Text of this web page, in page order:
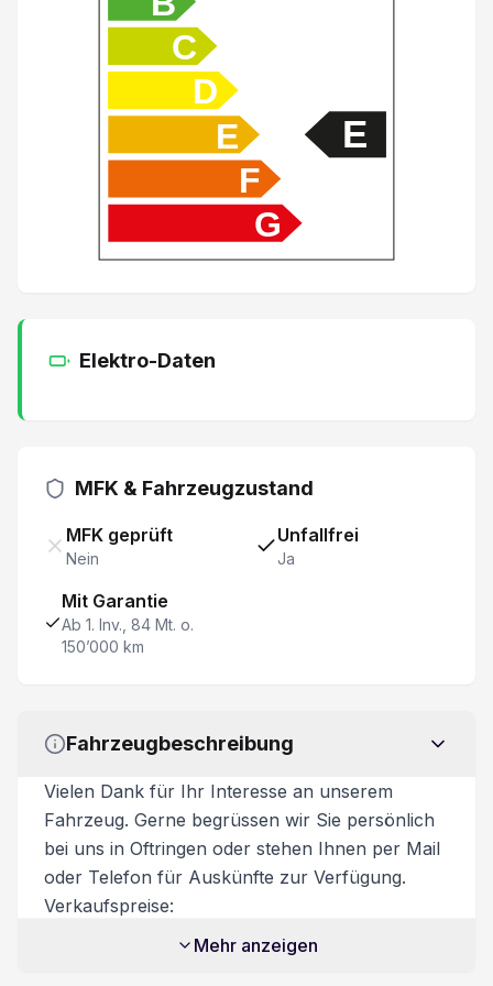
Heizbare Vordersitze mit elektr. Lendenwirbelstütz
Müdigkeitserkennung mit Kamera
Vordersitze mit Massagefunktion
Fahrersitz mit Memory
Fahrersitz 8-fach elektrisch verstellbar
* Provisorische Preise / Daten *
C
D
E
F
G
E
Elektro-Daten
MFK & Fahrzeugzustand
MFK geprüft
Nein
Unfallfrei
Ja
Mit Garantie
Ab 1. Inv., 84 Mt. o.
150’000 km
Fahrzeugbeschreibung
Vielen Dank für Ihr Interesse an unserem
Fahrzeug. Gerne begrüssen wir Sie persönlich
bei uns in Oftringen oder stehen Ihnen per Mail
oder Telefon für Auskünfte zur Verfügung.
Verkaufspreise:
Unsere Verkaufspreise sind inkl. 8.1%
Mehr anzeigen